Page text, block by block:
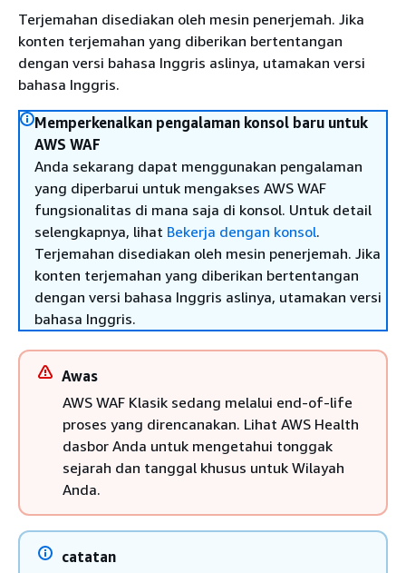
Terjemahan disediakan oleh mesin penerjemah. Jika
konten terjemahan yang diberikan bertentangan
dengan versi bahasa Inggris aslinya, utamakan versi
bahasa Inggris.
Memperkenalkan pengalaman konsol baru untuk
AWS WAF
Anda sekarang dapat menggunakan pengalaman
yang diperbarui untuk mengakses AWS WAF
fungsionalitas di mana saja di konsol. Untuk detail
selengkapnya, lihat Bekerja dengan konsol.
Terjemahan disediakan oleh mesin penerjemah. Jika
konten terjemahan yang diberikan bertentangan
dengan versi bahasa Inggris aslinya, utamakan versi
bahasa Inggris.
Awas
AWS WAF Klasik sedang melalui end-of-life
proses yang direncanakan. Lihat AWS Health
dasbor Anda untuk mengetahui tonggak
sejarah dan tanggal khusus untuk Wilayah
Anda.
catatan